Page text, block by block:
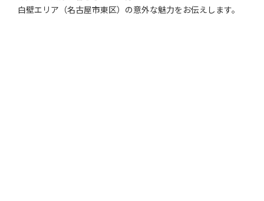
白壁エリア（名古屋市東区）の意外な魅力をお伝えします。